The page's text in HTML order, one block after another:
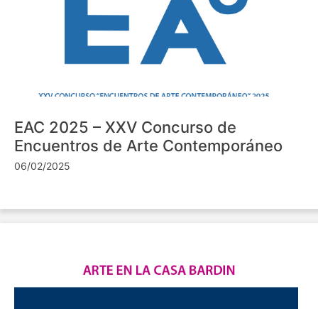
EAC 2025 – XXV Concurso de
Encuentros de Arte Contemporáneo
06/02/2025